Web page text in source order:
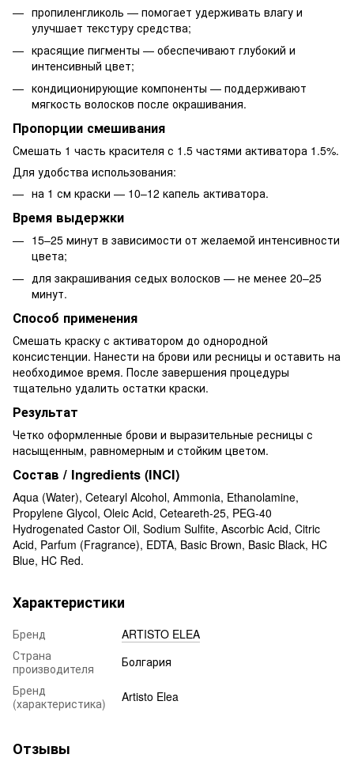
пропиленгликоль — помогает удерживать влагу и
улучшает текстуру средства;
красящие пигменты — обеспечивают глубокий и
интенсивный цвет;
кондиционирующие компоненты — поддерживают
мягкость волосков после окрашивания.
Пропорции смешивания
Смешать 1 часть красителя с 1.5 частями активатора 1.5%.
Для удобства использования:
на 1 см краски — 10–12 капель активатора.
Время выдержки
15–25 минут в зависимости от желаемой интенсивности
цвета;
для закрашивания седых волосков — не менее 20–25
минут.
Способ применения
Смешать краску с активатором до однородной
консистенции. Нанести на брови или ресницы и оставить на
необходимое время. После завершения процедуры
тщательно удалить остатки краски.
Результат
Четко оформленные брови и выразительные ресницы с
насыщенным, равномерным и стойким цветом.
Состав / Ingredients (INCI)
Aqua (Water), Cetearyl Alcohol, Ammonia, Ethanolamine,
Propylene Glycol, Oleic Acid, Ceteareth-25, PEG-40
Hydrogenated Castor Oil, Sodium Sulfite, Ascorbic Acid, Citric
Acid, Parfum (Fragrance), EDTA, Basic Brown, Basic Black, HC
Blue, HC Red.
Характеристики
Бренд
ARTISTO ELEA
Страна
производителя
Болгария
Бренд
(характеристика)
Artisto Elea
Отзывы